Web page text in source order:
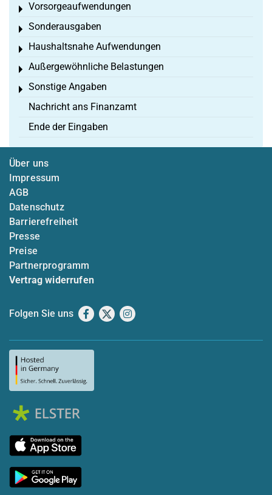
Vorsorgeaufwendungen
Toggle menu
Sonderausgaben
Toggle menu
Haushaltsnahe Aufwendungen
Toggle menu
Außergewöhnliche Belastungen
Toggle menu
Sonstige Angaben
Toggle menu
Nachricht ans Finanzamt
Ende der Eingaben
Über uns
Impressum
AGB
Datenschutz
Barrierefreiheit
Presse
Preise
Partnerprogramm
Vertrag widerrufen
Folgen Sie uns Facebook
X Instagram